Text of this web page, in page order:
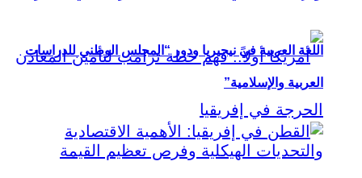
اللغة العربية في نيجيريا ودور “المجلس الوطني للدراسات
العربية والإسلامية”